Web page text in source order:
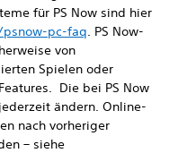
für PS Now sind hier
pc-faq. PS Now-
von
Spielen oder
Die bei PS Now
ändern. Online-
nach vorheriger
– siehe